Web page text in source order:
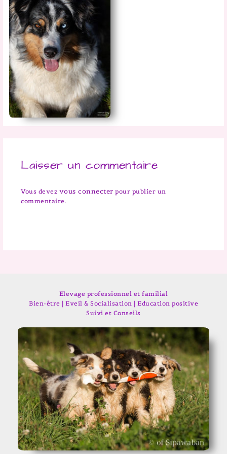
Laisser un commentaire
Vous devez vous connecter pour publier un
commentaire.
Elevage professionnel et familial
Bien-être | Eveil & Socialisation | Education positive
Suivi et Conseils